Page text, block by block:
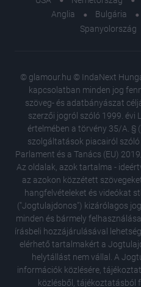
Anglia
Bulgária
Spanyolország
© glamour.hu © IndaNext
kapcsolatban minden jog
szöveg- és adatbányászat
szerzői jogról szóló 1999. évi
értelmében a törvény 35/A. §
szolgáltatások piacairól
Parlament és a Tanács (EU)
Az oldalak, azok tartalma -
az azokon közzétett
hangfelvételeket és videókat
("Jogtulajdonos") kizárólagos
minden és bármely
írásbeli hozzájárulásával
elérhető tartalmakért a
helytállást nem vállal. A
információk közlésére,
közlésből, tájékoztatásból